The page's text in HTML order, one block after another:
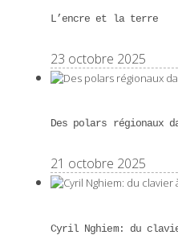
L’encre et la terre
23 octobre 2025
Des polars régionaux
21 octobre 2025
Cyril Nghiem: du